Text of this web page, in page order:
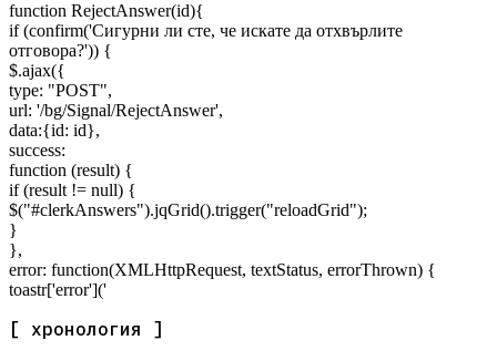
function RejectAnswer(id){
if (confirm('Сигурни ли сте, че искате да отхвърлите
отговора?')) {
$.ajax({
type: "POST",
url: '/bg/Signal/RejectAnswer',
data:{id: id},
success:
function (result) {
if (result != null) {
$("#clerkAnswers").jqGrid().trigger("reloadGrid");
}
},
error: function(XMLHttpRequest, textStatus, errorThrown) {
toastr['error']('
[ хронология ]